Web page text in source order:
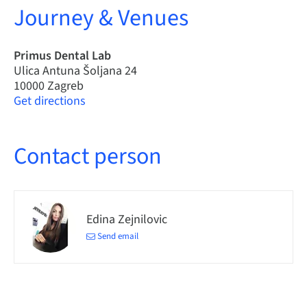
Journey & Venues
Primus Dental Lab
Ulica Antuna Šoljana 24
10000 Zagreb
Get directions
Contact person
Edina Zejnilovic
Send email